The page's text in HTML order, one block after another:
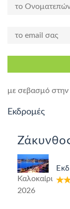
με σεβασμό στην
Εκδρομές
Καλοκαίρι
2026